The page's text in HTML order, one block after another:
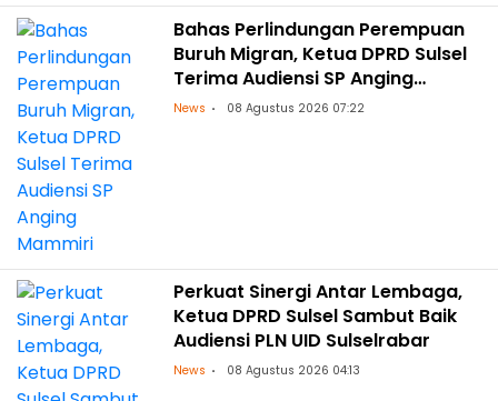
Bahas Perlindungan Perempuan
Buruh Migran, Ketua DPRD Sulsel
Terima Audiensi SP Anging
Mammiri
News 08 Agustus 2026 07:22
Perkuat Sinergi Antar Lembaga,
Ketua DPRD Sulsel Sambut Baik
Audiensi PLN UID Sulselrabar
News 08 Agustus 2026 04:13